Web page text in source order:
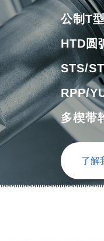
公制T型
HTD圆弧
STS/STD
RPP/YU/
多楔带轮